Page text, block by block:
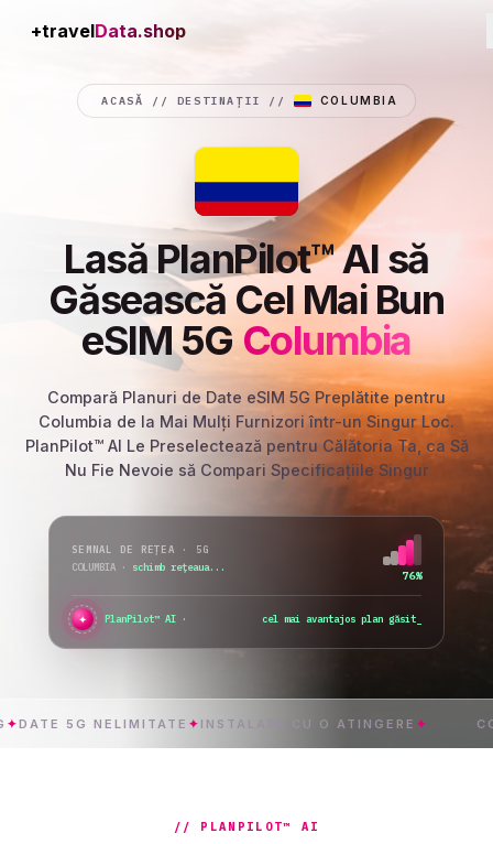
+travelConnection
ACASĂ // DESTINAȚII // COLUMBIA
Lasă PlanPilot™ AI să
Găsească Cel Mai Bun
eSIM 5GColumbia
Compară Planuri de Date eSIM 5G Preplătite pentru
Columbia de la Mai Mulți Furnizori într-un Singur Loc.
PlanPilot™ AI Le Preselectează pentru Călătoria Ta, ca Să
Nu Fie Nevoie să Compari Specificațiile Singur
SEMNAL DE REȚEA · 5G
COLUMBIA · toate rețelele disponibile
98%
✦ ● PlanPilot™ AI · verific
5G NELIMITATE✦INSTALARE CU O ATINGERE✦
// PLANPILOT™ AI